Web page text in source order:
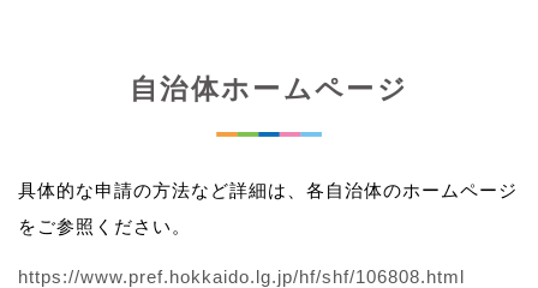
自治体ホームページ
具体的な申請の方法など詳細は、各自治体のホームページ
をご参照ください。
https://www.pref.hokkaido.lg.jp/hf/shf/106808.html